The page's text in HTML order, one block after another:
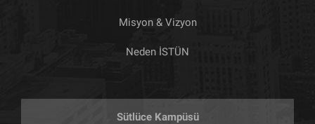
Misyon & Vizyon
Neden İSTÜN
Sütlüce Kampüsü